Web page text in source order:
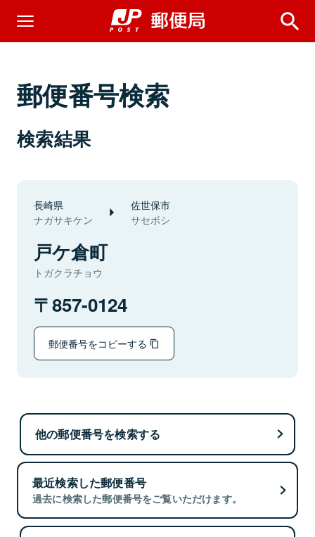
郵便番号検索
検索結果
長崎県
ナガサキケン
佐世保市
サセボシ
戸ケ倉町
トガクラチョウ
857-0124
郵便番号をコピーする
他の郵便番号を検索する
最近検索した郵便番号
過去に検索した郵便番号をご覧いただけます。